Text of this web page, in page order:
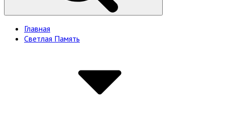
Site
Navigation
Главная
Светлая Память